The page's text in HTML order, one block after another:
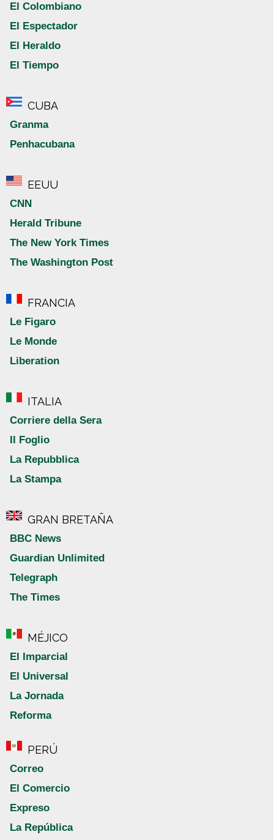
El Colombiano
El Espectador
El Heraldo
El Tiempo
CUBA
Granma
Penhacubana
EEUU
CNN
Herald Tribune
The New York Times
The Washington Post
FRANCIA
Le Figaro
Le Monde
Liberation
ITALIA
Corriere della Sera
Il Foglio
La Repubblica
La Stampa
GRAN BRETAÑA
BBC News
Guardian Unlimited
Telegraph
The Times
MÉJICO
El Imparcial
El Universal
La Jornada
Reforma
PERÚ
Correo
El Comercio
Expreso
La República